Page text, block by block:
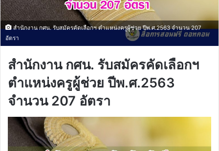
สำนักงาน กศน. รับสมัครคัดเลือกฯ ตำแหน่งครูผู้ช่วย ปีพ.ศ.2563 จำนวน 207
อัตรา
สำนักงาน กศน. รับสมัครคัดเลือกฯ
ตำแหน่งครูผู้ช่วย ปีพ.ศ.2563
จำนวน 207 อัตรา